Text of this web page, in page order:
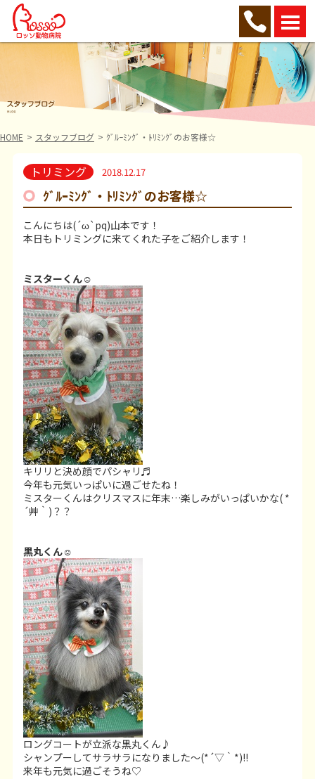
HOME スタッフブログ ｸﾞﾙｰﾐﾝｸﾞ・ﾄﾘﾐﾝｸﾞのお客様☆
トリミング 2018.12.17
ｸﾞﾙｰﾐﾝｸﾞ・ﾄﾘﾐﾝｸﾞのお客様☆
こんにちは(´ω`pq)山本です！
本日もトリミングに来てくれた子をご紹介します！
ミスターくん☺
キリリと決め顔でパシャリ♬
今年も元気いっぱいに過ごせたね！
ミスターくんはクリスマスに年末…楽しみがいっぱいかな( *
´艸｀)？？
黒丸くん☺
ロングコートが立派な黒丸くん♪
シャンプーしてサラサラになりました～(*´▽｀*)!!
来年も元気に過ごそうね♡